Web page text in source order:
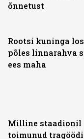
õnnetust
Rootsi kuninga
põles linnarahva
ees maha
Milline staadionil
toimunud